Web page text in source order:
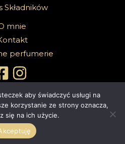
Składników
mnie
perfumerie
Senses | Z dumą wspierane przez
i sklepy internetowe
aby świadczyć usługi na
korzystanie ze strony oznacza,
się na ich użycie.